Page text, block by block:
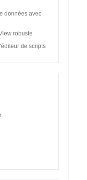
données avec
robuste
de scripts